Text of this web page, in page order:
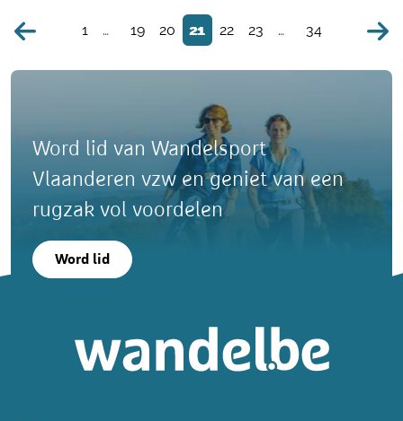
1 … 19 20 21 22 23 … 34
Word lid van Wandelsport
Vlaanderen vzw en geniet van een
rugzak vol voordelen
Word lid